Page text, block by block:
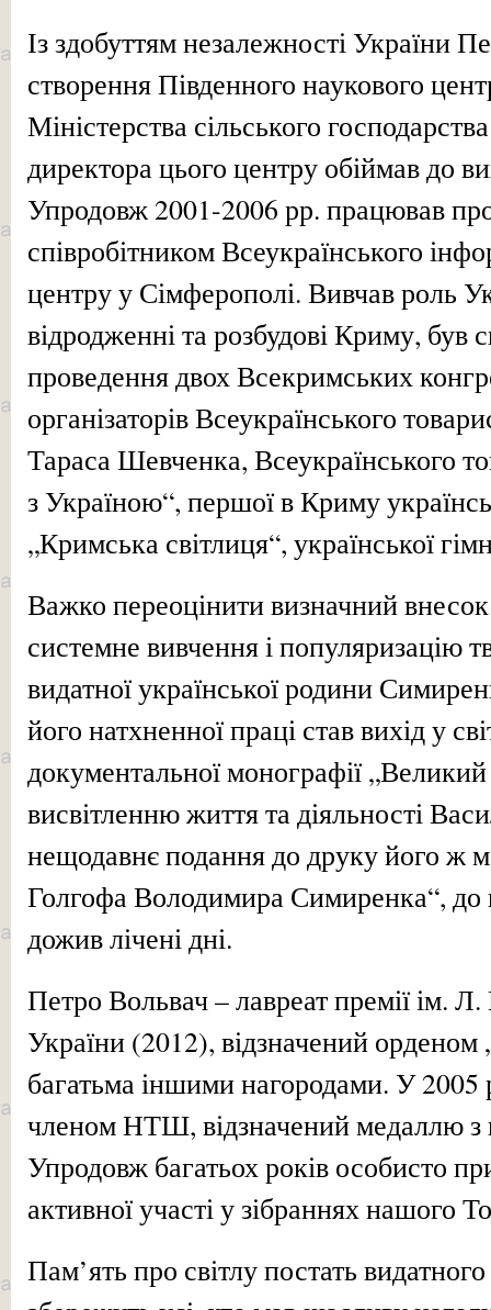
Із здобуттям незалежності України
створення Південного наукового
Міністерства сільського
директора цього центру обіймав до
Упродовж 2001-2006 рр. працював
співробітником Всеукраїнського
центру у Сімферополі. Вивчав роль
відродженні та розбудові Криму, був
проведення двох Всекримських
організаторів Всеукраїнського
Тараса Шевченка, Всеукраїнського
з Україною“, першої в Криму
„Кримська світлиця“, української
Важко переоцінити визначний
системне вивчення і популяризацію
видатної української родини
його натхненної праці став вихід у
документальної монографії
висвітленню життя та діяльності
нещодавнє подання до друку його ж
Голгофа Володимира Симиренка“, до
дожив лічені дні.
Петро Вольвач – лавреат премії
України (2012), відзначений орденом
багатьма іншими нагородами. У 2005
членом НТШ, відзначений медаллю
Упродовж багатьох років особисто
активної участі у зібраннях нашого
Пам’ять про світлу постать